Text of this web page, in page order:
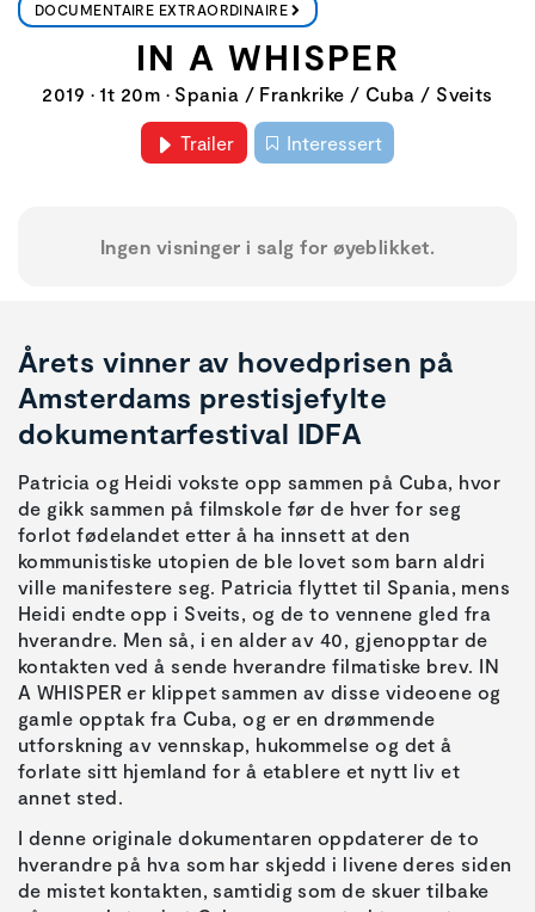
DOCUMENTAIRE EXTRAORDINAIRE
IN A WHISPER
2019 • 1t 20m • Spania / Frankrike / Cuba / Sveits
Trailer Interessert
Ingen visninger i salg for øyeblikket.
Årets vinner av hovedprisen på
Amsterdams prestisjefylte
dokumentarfestival IDFA
Patricia og Heidi vokste opp sammen på Cuba, hvor
de gikk sammen på filmskole før de hver for seg
forlot fødelandet etter å ha innsett at den
kommunistiske utopien de ble lovet som barn aldri
ville manifestere seg. Patricia flyttet til Spania, mens
Heidi endte opp i Sveits, og de to vennene gled fra
hverandre. Men så, i en alder av 40, gjenopptar de
kontakten ved å sende hverandre filmatiske brev. IN
A WHISPER er klippet sammen av disse videoene og
gamle opptak fra Cuba, og er en drømmende
utforskning av vennskap, hukommelse og det å
forlate sitt hjemland for å etablere et nytt liv et
annet sted.
I denne originale dokumentaren oppdaterer de to
hverandre på hva som har skjedd i livene deres siden
de mistet kontakten, samtidig som de skuer tilbake